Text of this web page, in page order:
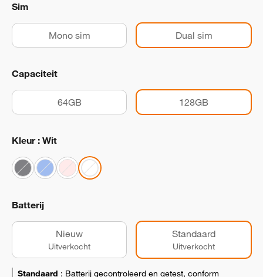
Sim
Mono sim Dual sim
Capaciteit
64GB 128GB
Kleur : Wit
Batterij
Nieuw
Uitverkocht
Standaard
Uitverkocht
Standaard : Batterij gecontroleerd en getest, conform